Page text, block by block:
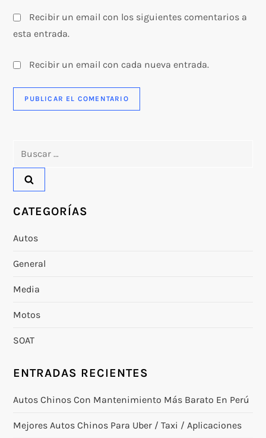
s
Recibir un email con los siguientes comentarios a
esta entrada.
Recibir un email con cada nueva entrada.
CATEGORÍAS
Autos
General
Media
Motos
SOAT
ENTRADAS RECIENTES
Autos Chinos Con Mantenimiento Más Barato En Perú
Mejores Autos Chinos Para Uber / Taxi / Aplicaciones